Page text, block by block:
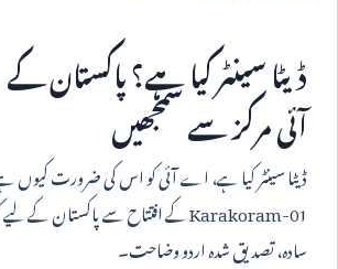
ڈیٹا سینٹر کیا ہے؟
آئی مرکز سے سمجھیں
ڈیٹا سینٹر کیا ہے، اے آئی کو اس کی ضرورت کیوں
Karakoram-01کے افتتاح سے پاکستان کے لیے
سادہ، تصدیق شدہ اردو وضاحت۔